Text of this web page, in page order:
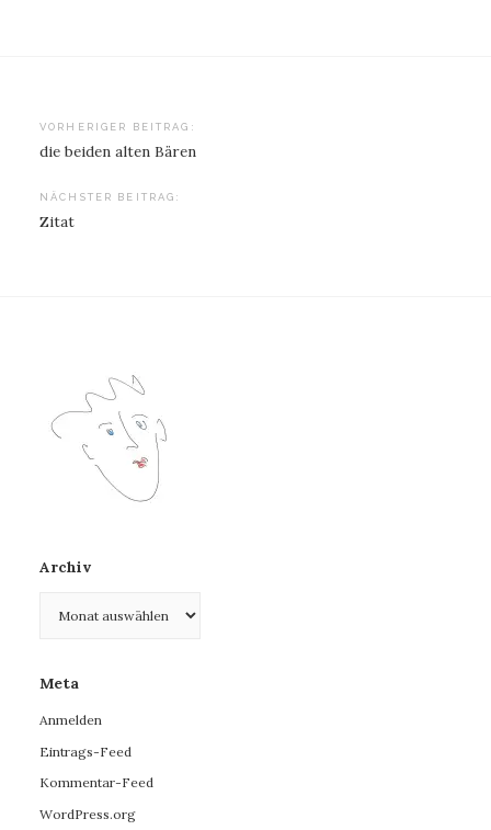
Beitragsnavigation
VORHERIGER BEITRAG:
die beiden alten Bären
NÄCHSTER BEITRAG:
Zitat
Archiv
Meta
Anmelden
Eintrags-Feed
Kommentar-Feed
WordPress.org